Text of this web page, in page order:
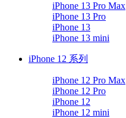
iPhone 13 Pro Max
iPhone 13 Pro
iPhone 13
iPhone 13 mini
iPhone 12 系列
iPhone 12 Pro Max
iPhone 12 Pro
iPhone 12
iPhone 12 mini